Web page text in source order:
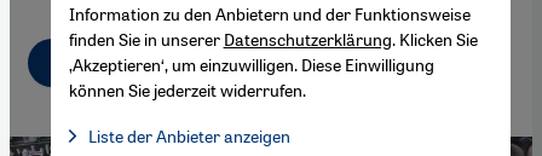
Deutsch English عربي
Information zu den Anbietern und der Funktionsweise
finden Sie in unserer Datenschutzerklärung. Klicken Sie
‚Akzeptieren‘, um einzuwilligen. Diese Einwilligung
können Sie jederzeit widerrufen.
Liste der Anbieter anzeigen